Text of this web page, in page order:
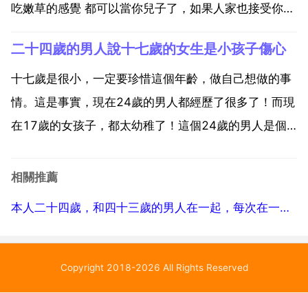
吃嫩草的感覺 都可以當你兒子了，如果人家也接受你也
十歲的女人卻愛上乙個二十五歲的男孩,離開他我會死
愛情不分年紀大小 愛情不分身高距離 愛情不分地域差
別...
二十四歲的男人說十七歲的女生是小孩子傷心
十七歲是很小，一定要珍惜這個年齡，做自己想做的事
情。這是事實，現在24歲的男人都經歷了很多了！而現
在17歲的女孩子，都太幼稚了！這個24歲的男人是個
話都能糾結半天 當然會說你是小孩子了，不過這樣說你
相關推薦
本人二十四歲，和四十三歲的男人在一起，每次在一起以後他就很不聯絡我了，我該怎麼辦，我很煩這樣
Copyright 2018-2026 All Rights Reserved